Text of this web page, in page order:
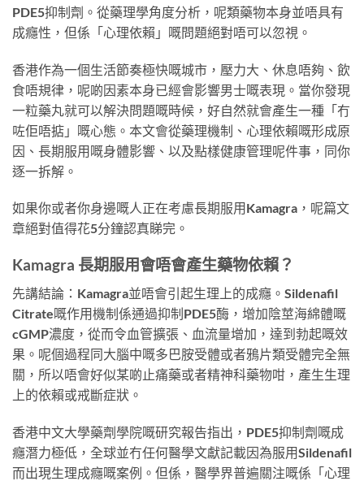
PDE5抑制劑。從藥理學角度分析，呢類藥物本身並唔具有
成癮性，但係「心理依賴」嘅問題絕對唔可以忽視。
香港作為一個生活節奏極快嘅城市，壓力大、休息唔夠、飲
食唔規律，呢啲因素本身已經會影響男士嘅表現。當你發現
一粒藥丸就可以解決問題嘅時候，好自然就會產生一種「冇
咗佢唔掂」嘅心態。本文會從藥理機制、心理依賴嘅形成原
因、長期服用嘅身體影響、以及點樣健康管理呢件事，同你
逐一拆解。
如果你或者你身邊嘅人正在考慮長期服用Kamagra，呢篇文
章絕對值得花5分鐘認真睇完。
Kamagra 長期服用會唔會產生藥物依賴？
先講結論：Kamagra並唔會引起生理上的成癮。Sildenafil
Citrate嘅作用機制係通過抑制PDE5酶，增加陰莖海綿體嘅
cGMP濃度，從而令血管擴張、血流量增加，達到勃起嘅效
果。呢個過程同大腦中嘅多巴胺受體或者鴉片類受體完全無
關，所以唔會好似某啲止痛藥或者精神科藥物咁，產生生理
上的依賴或戒斷症狀。
香港中文大學藥劑學院嘅研究報告指出，PDE5抑制劑嘅成
癮潛力極低，全球並冇任何醫學文獻記載因為服用Sildenafil
而出現生理成癮嘅案例。但係，醫學界普遍關注嘅係「心理